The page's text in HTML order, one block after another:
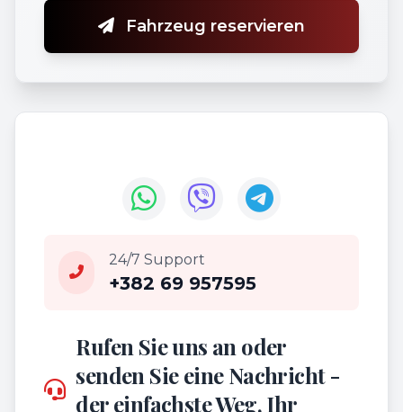
Fahrzeug reservieren
24/7 Support
+382 69 957595
Rufen Sie uns an oder
senden Sie eine Nachricht -
der einfachste Weg, Ihr